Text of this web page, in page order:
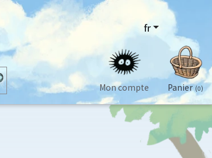
fr
Mon compte Panier (0)